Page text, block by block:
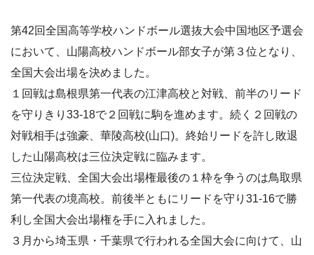
第42回全国高等学校ハンドボール選抜大会中国地区予選会
において、山陽高校ハンドボール部女子が第３位となり、
全国大会出場を決めました。
１回戦は島根県第一代表の江津高校と対戦、前半のリード
を守りきり33-18で２回戦に駒を進めます。続く２回戦の
対戦相手は強豪、華陵高校(山口)。終始リードを許し敗退
した山陽高校は三位決定戦に臨みます。
三位決定戦、全国大会出場権最後の１枠を争うのは鳥取県
第一代表の境高校。前後半ともにリードを守り31-16で勝
利し全国大会出場権を手に入れました。
３月から埼玉県・千葉県で行われる全国大会に向けて、山